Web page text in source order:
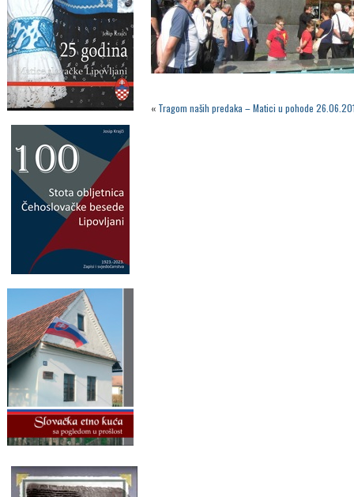
« Tragom naših predaka – Matici u pohode